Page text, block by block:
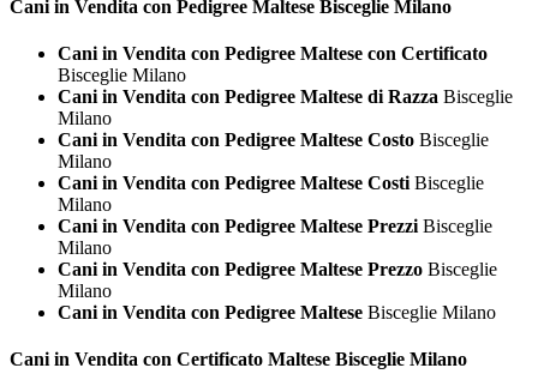
Cani in Vendita con Pedigree Maltese Bisceglie Milano
Cani in Vendita con Pedigree Maltese con Certificato
Bisceglie Milano
Cani in Vendita con Pedigree Maltese di Razza Bisceglie
Milano
Cani in Vendita con Pedigree Maltese Costo Bisceglie
Milano
Cani in Vendita con Pedigree Maltese Costi Bisceglie
Milano
Cani in Vendita con Pedigree Maltese Prezzi Bisceglie
Milano
Cani in Vendita con Pedigree Maltese Prezzo Bisceglie
Milano
Cani in Vendita con Pedigree Maltese Bisceglie Milano
Cani in Vendita con Certificato Maltese Bisceglie Milano